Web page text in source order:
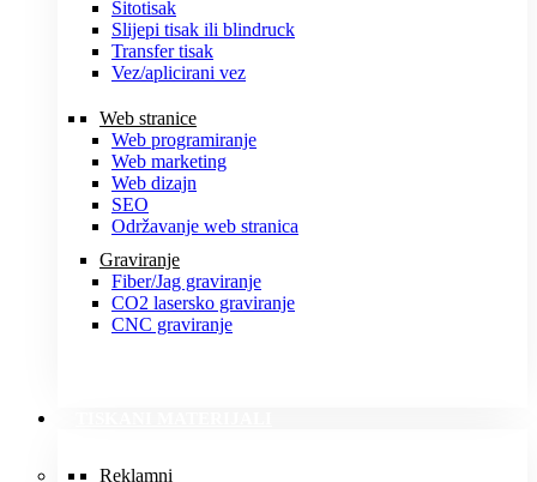
Sitotisak
Slijepi tisak ili blindruck
Transfer tisak
Vez/aplicirani vez
Web stranice
Web programiranje
Web marketing
Web dizajn
SEO
Održavanje web stranica
Graviranje
Fiber/Jag graviranje
CO2 lasersko graviranje
CNC graviranje
Reklamni